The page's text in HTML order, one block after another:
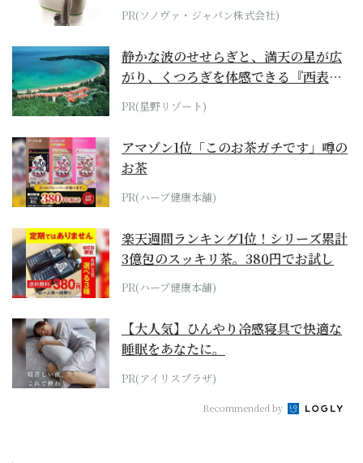
位モデル
PR(ソノヴァ・ジャパン株式会社)
静かな波のせせらぎと、満天の星が広
がり、くつろぎを体感できる『西表島
ホテル by...
PR(星野リゾート)
アマゾン1位「このお茶ガチです」噂の
お茶
PR(ハーブ健康本舗)
楽天週間ランキング1位！シリーズ累計
3億包のスッキリ茶。380円でお試し
PR(ハーブ健康本舗)
【大人気】ひんやり冷感寝具で快適な
睡眠をあなたに。
PR(アイリスプラザ)
Recommended by